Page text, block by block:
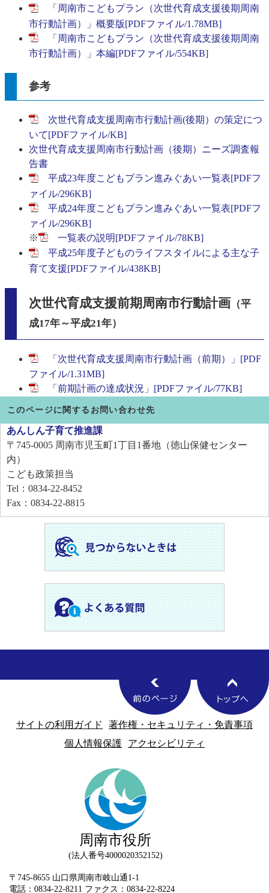
「周南市こどもプラン（次世代育成支援後期周南
市行動計画）」概要版[PDFファイル/1.78MB]
「周南市こどもプラン（次世代育成支援後期周南
市行動計画）」本編[PDFファイル/554KB]
参考
次世代育成支援周南市行動計画(後期）の策定につ
いて[PDFファイル/KB]
次世代育成支援周南市行動計画（後期）ニーズ調査報
告書
平成23年度こどもプラン進みぐあい一覧表[PDFフ
ァイル/296KB]
平成24年度こどもプラン進みぐあい一覧表[PDFフ
ァイル/296KB]
※
一覧表の説明[PDFファイル/78KB]
平成25年度子どものライフスタイルによる主な子
育て支援[PDFファイル/438KB]
次世代育成支援前期周南市行動計画 （平
成17年～平成21年）
「次世代育成支援周南市行動計画（前期）」[PDF
ファイル/1.31MB]
「前期計画の達成状況」[PDFファイル/77KB]
このページに関するお問い合わせ先
あんしん子育て推進課
〒745-0005 周南市児玉町1丁目1番地（徳山保健センター
内）
こども政策担当
Tel：0834-22-8452
Fax：0834-22-8815
サイトの利用ガイド
著作権・セキュリティ・免責事項
個人情報保護
アクセシビリティ
周南市役所
法人番号4000020352152
〒745-8655 山口県周南市岐山通1-1
電話：0834-22-8211 ファクス：0834-22-8224